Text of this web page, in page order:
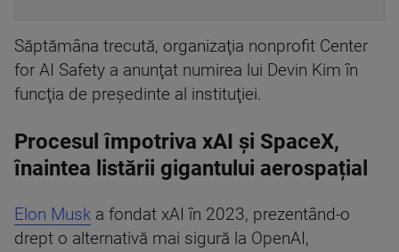
Săptămâna trecută, organizaţia nonprofit Center
for AI Safety a anunţat numirea lui Devin Kim în
funcţia de preşedinte al instituţiei.
Procesul împotriva xAI și SpaceX,
înaintea listării gigantului aerospațial
Elon Musk a fondat xAI în 2023, prezentând-o
drept o alternativă mai sigură la OpenAI,